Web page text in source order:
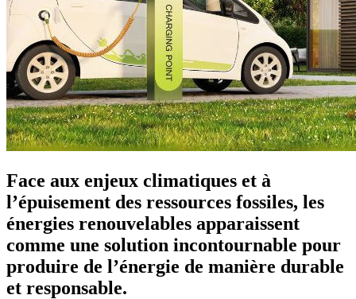
Face aux enjeux climatiques et à
l’épuisement des ressources fossiles, les
énergies renouvelables apparaissent
comme une solution incontournable pour
produire de l’énergie de manière durable
et responsable.